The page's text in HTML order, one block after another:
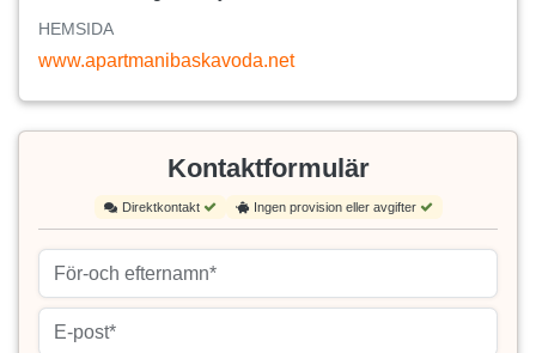
HEMSIDA
www.apartmanibaskavoda.net
Kontaktformulär
Direktkontakt Ingen provision eller avgifter